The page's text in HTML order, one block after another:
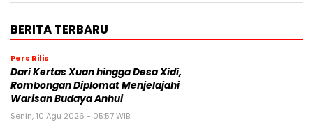
BERITA TERBARU
Pers Rilis
Dari Kertas Xuan hingga Desa Xidi,
Rombongan Diplomat Menjelajahi
Warisan Budaya Anhui
Senin, 10 Agu 2026 - 05:57 WIB